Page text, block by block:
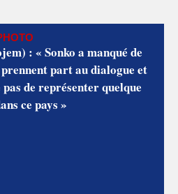
: « Sonko a manqué de
part au dialogue et
de représenter quelque
ce pays »